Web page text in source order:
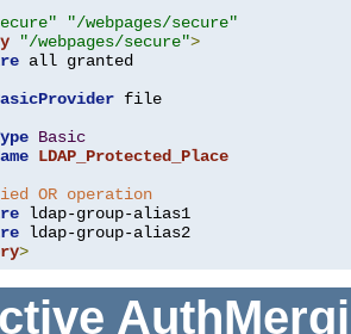
"/webpages/secure"
"/webpages/secure">
all granted
file
Basic
LDAP_Protected_Place
OR operation
ldap-group-alias1
>